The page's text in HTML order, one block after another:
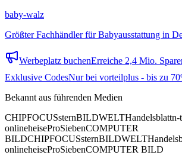
baby-walz
Größter Fachhändler für Babyausstattung in
Werbeplatz buchenErreiche 2,4 Mio.
Exklusive CodesNur bei vorteilplus - bis zu
Bekannt aus führenden Medien
CHIPFOCUSsternBILDWELTHandelsblattn-
onlineheiseProSiebenCOMPUTER
BILDCHIPFOCUSsternBILDWELT
onlineheiseProSiebenCOMPUTER BILD